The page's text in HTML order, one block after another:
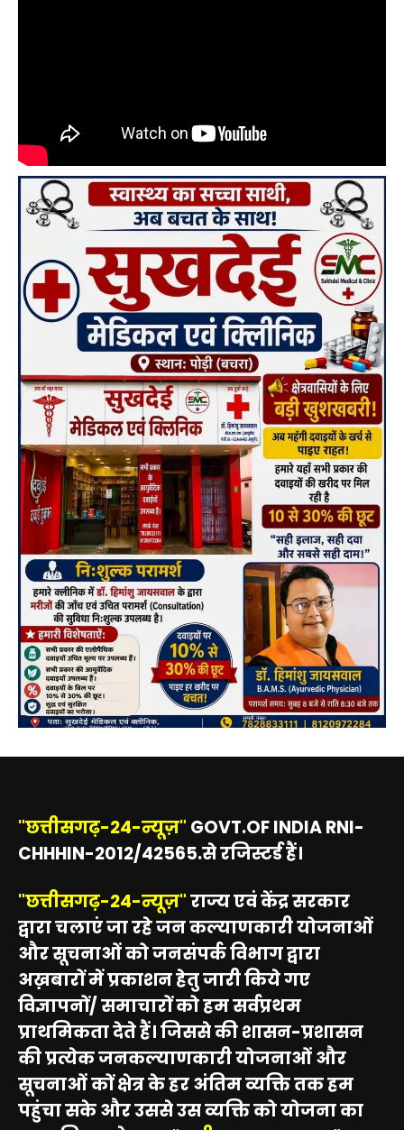
"छत्तीसगढ़-24-न्यूज़" GOVT.OF INDIA RNI-
CHHHIN-2012/42565.से रजिस्टर्ड हैं।
"छत्तीसगढ़-24-न्यूज़"राज्य एवं केंद्र सरकार
द्वारा चलाएं जा रहे जन कल्याणकारी योजनाओं
और सूचनाओं को जनसंपर्क विभाग द्वारा
अख़बारों में प्रकाशन हेतु जारी किये गए
विज्ञापनों/ समाचारों को हम सर्वप्रथम
प्राथमिकता देते हैं। जिससे की शासन-प्रशासन
की प्रत्येक जनकल्याणकारी योजनाओं और
सूचनाओं कों क्षेत्र के हर अंतिम व्यक्ति तक हम
पहुंचा सके और उससे उस व्यक्ति को योजना का